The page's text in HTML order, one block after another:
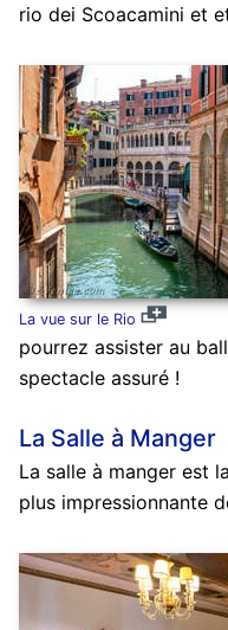
rio dei Scoacamini et
La vue sur le Rio
pourrez assister au
spectacle assuré !
La Salle à Manger
La salle à manger est
plus impressionnante